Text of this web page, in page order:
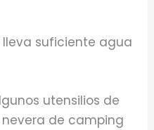
suficiente agua
utensilios de
de camping